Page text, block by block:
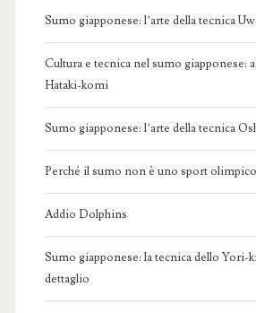
Sumo giapponese: l’arte della tecnica
Cultura e tecnica nel sumo giapponese:
Hataki-komi
Sumo giapponese: l’arte della tecnica
Perché il sumo non è uno sport
Addio Dolphins
Sumo giapponese: la tecnica dello Yori-
dettaglio